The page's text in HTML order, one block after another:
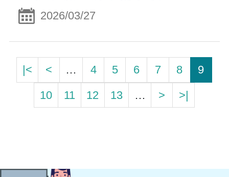
2026/03/27
|< < … 4 5 6 7 8
9
10
11 12 13 … > >|